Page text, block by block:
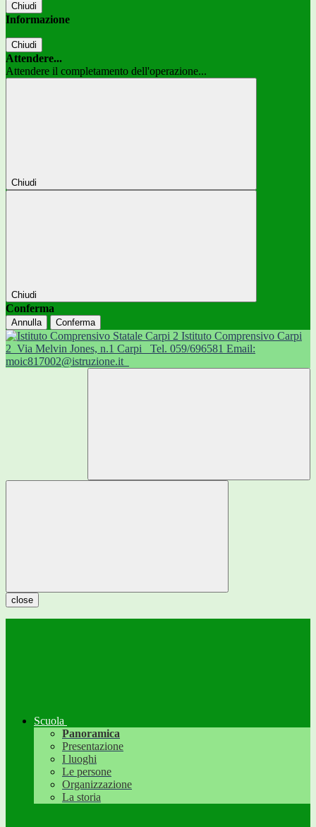
Chiudi
Informazione
Chiudi
Attendere...
Attendere il completamento dell'operazione...
Chiudi
Chiudi
Conferma
Annulla Conferma
Istituto Comprensivo Carpi
2 Via Melvin Jones, n.1 Carpi
Tel. 059/696581 Email:
moic817002@istruzione.it
close
Scuola
Panoramica
Presentazione
I luoghi
Le persone
Organizzazione
La storia